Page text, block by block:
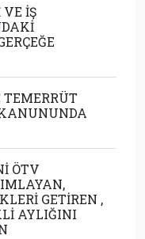
İŞ
ÖTV
GETİREN ,
AYLIĞINI